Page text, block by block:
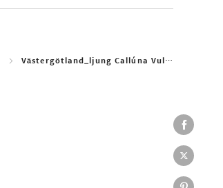
Västergötland_ljung Callúna Vulgáris